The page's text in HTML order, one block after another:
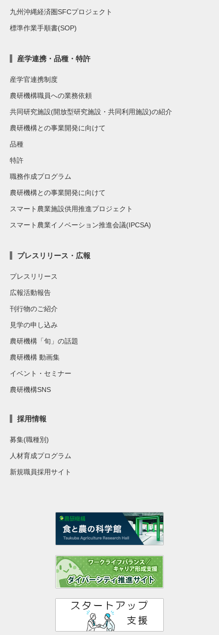
九州沖縄経済圏SFCプロジェクト
標準作業手順書(SOP)
産学連携・品種・特許
産学官連携制度
農研機構職員への業務依頼
共同研究施設(開放型研究施設・共同利用施設)の紹介
農研機構との事業開発に向けて
品種
特許
職務作成プログラム
農研機構との事業開発に向けて
スマート農業施設供用推進プロジェクト
スマート農業イノベーション推進会議(IPCSA)
プレスリリース・広報
プレスリリース
広報活動報告
刊行物のご紹介
見学の申し込み
農研機構「旬」の話題
農研機構 動画集
イベント・セミナー
農研機構SNS
採用情報
募集(職種別)
人材育成プログラム
新規職員採用サイト